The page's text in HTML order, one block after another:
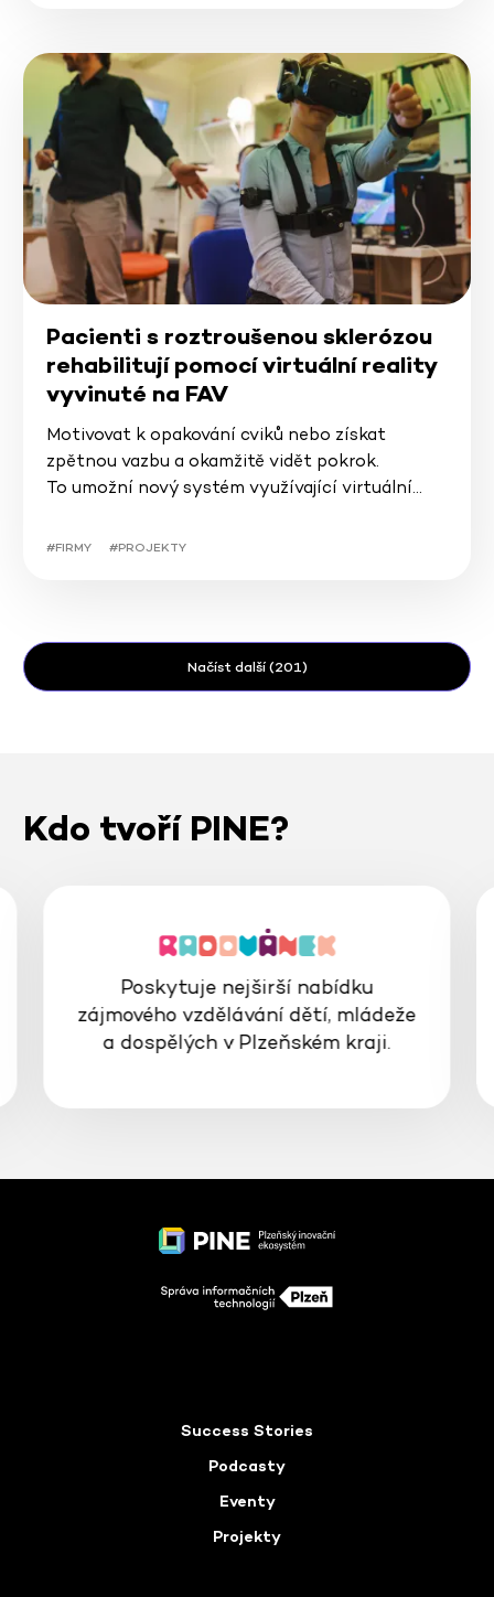
Pacienti s roztroušenou sklerózou
rehabilitují pomocí virtuální reality
vyvinuté na FAV
Motivovat k opakování cviků nebo získat
zpětnou vazbu a okamžitě vidět pokrok.
To umožní nový systém využívající virtuální…
#FIRMY #PROJEKTY
Načíst další (201)
Kdo tvoří PINE?
Poskytuje nejširší nabídku
zájmového vzdělávání dětí, mládeže
a dospělých v Plzeňském kraji.
Success Stories
Podcasty
Eventy
Projekty